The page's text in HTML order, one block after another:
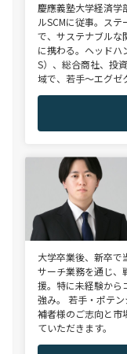
慶應義塾大学経済学
ルSCMに従事。ス
で、サステナブルな
に携わる。ヘッドハ
S）、総合商社、投
域で、若手～エグゼ
大学卒業後、新卒で
サーチ業務を通じ、
援。特に未経験から
強み。 若手・ポテ
補者様のご志向と市
ていただきます。